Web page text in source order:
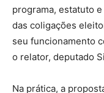
programa, estatuto
das coligações
seu funcionamento
o relator, deputado
Na prática, a